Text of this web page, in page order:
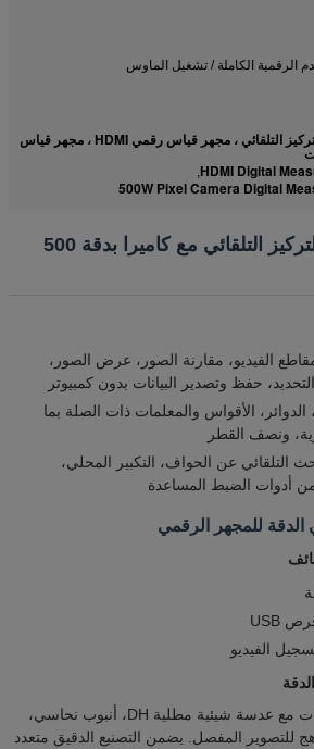
الرقمية الكاملة / تشغيل الماوس
مجهر قياس رقمي للتركيز التلقائي ، مجهر قياس رقمي HDMI ، مجهر قياس
HDMI Digital
,
500W Pixel Camera Digital
مجهر رقمي لقياس التركيز التلقائي مع كاميرا بدقة 500
الفيديو، مقارنة الصور، عرض الصور،
حفظ وتصدير البيانات بدون كمبيوتر
الأقواس والمعلمات ذات الصلة بما
ونصف القطر
التلقائي عن الحواف، التكبير المحلي،
أدوات الضبط المساعدة
للمجهر الرقمي
الفيديو
عدسة شيئية متعددة الطبقات مع عدسة شيئية مطلية DH، أنبوب نحاسي،
للتصوير المفصل. يضمن التصنيع الدقيق متعدد